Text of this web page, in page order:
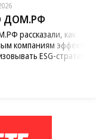
ДОМ.РФ
рассказали, как
компаниям
ESG-стратегию